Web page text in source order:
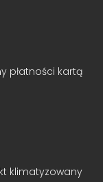
płatności kartą
klimatyzowany